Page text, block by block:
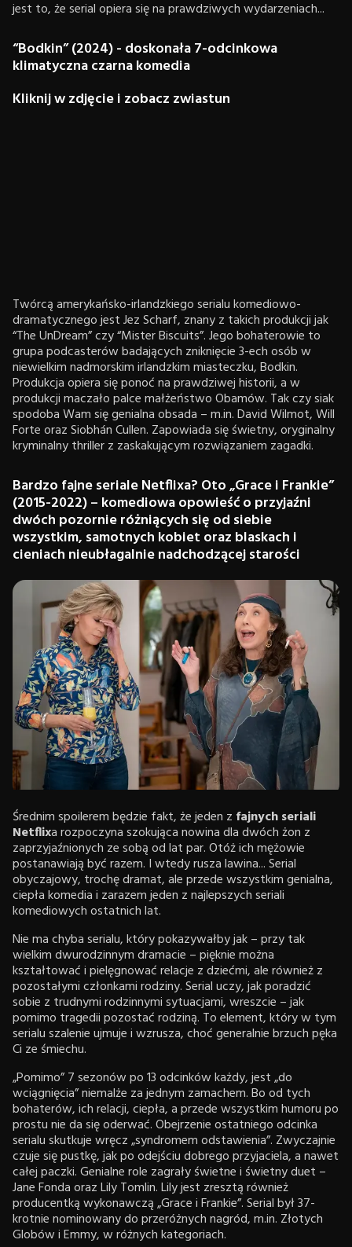
jest to, że serial opiera się na prawdziwych wydarzeniach...
“Bodkin” (2024) - doskonała 7-odcinkowa
klimatyczna czarna komedia
Kliknij w zdjęcie i zobacz zwiastun
Twórcą amerykańsko-irlandzkiego serialu komediowo-
dramatycznego jest Jez Scharf, znany z takich produkcji jak
“The UnDream” czy “Mister Biscuits”. Jego bohaterowie to
grupa podcasterów badających zniknięcie 3-ech osób w
niewielkim nadmorskim irlandzkim miasteczku, Bodkin.
Produkcja opiera się ponoć na prawdziwej historii, a w
produkcji maczało palce małżeństwo Obamów. Tak czy siak
spodoba Wam się genialna obsada – m.in. David Wilmot, Will
Forte oraz Siobhán Cullen. Zapowiada się świetny, oryginalny
kryminalny thriller z zaskakującym rozwiązaniem zagadki.
Bardzo fajne seriale Netflixa? Oto „Grace i Frankie”
(2015-2022) – komediowa opowieść o przyjaźni
dwóch pozornie różniących się od siebie
wszystkim, samotnych kobiet oraz blaskach i
cieniach nieubłagalnie nadchodzącej starości
Średnim spoilerem będzie fakt, że jeden z fajnych seriali
Netflixa rozpoczyna szokująca nowina dla dwóch żon z
zaprzyjaźnionych ze sobą od lat par. Otóż ich mężowie
postanawiają być razem. I wtedy rusza lawina... Serial
obyczajowy, trochę dramat, ale przede wszystkim genialna,
ciepła komedia i zarazem jeden z najlepszych seriali
komediowych ostatnich lat.
Nie ma chyba serialu, który pokazywałby jak – przy tak
wielkim dwurodzinnym dramacie – pięknie można
kształtować i pielęgnować relacje z dziećmi, ale również z
pozostałymi członkami rodziny. Serial uczy, jak poradzić
sobie z trudnymi rodzinnymi sytuacjami, wreszcie – jak
pomimo tragedii pozostać rodziną. To element, który w tym
serialu szalenie ujmuje i wzrusza, choć generalnie brzuch pęka
Ci ze śmiechu.
„Pomimo” 7 sezonów po 13 odcinków każdy, jest „do
wciągnięcia” niemalże za jednym zamachem. Bo od tych
bohaterów, ich relacji, ciepła, a przede wszystkim humoru po
prostu nie da się oderwać. Obejrzenie ostatniego odcinka
serialu skutkuje wręcz „syndromem odstawienia”. Zwyczajnie
czuje się pustkę, jak po odejściu dobrego przyjaciela, a nawet
całej paczki. Genialne role zagrały świetne i świetny duet –
Jane Fonda oraz Lily Tomlin. Lily jest zresztą również
producentką wykonawczą „Grace i Frankie”. Serial był 37-
krotnie nominowany do przeróżnych nagród, m.in. Złotych
Globów i Emmy, w różnych kategoriach.